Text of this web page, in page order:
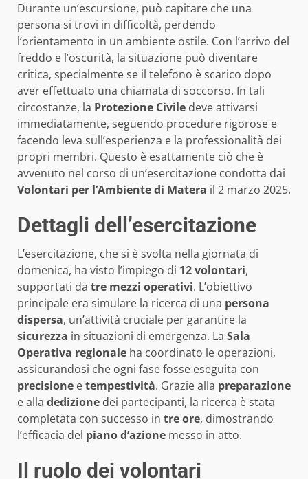
Durante un’escursione, può capitare che una
persona si trovi in difficoltà, perdendo
l’orientamento in un ambiente ostile. Con l’arrivo del
freddo e l’oscurità, la situazione può diventare
critica, specialmente se il telefono è scarico dopo
aver effettuato una chiamata di soccorso. In tali
circostanze, la Protezione Civile deve attivarsi
immediatamente, seguendo procedure rigorose e
facendo leva sull’esperienza e la professionalità dei
propri membri. Questo è esattamente ciò che è
avvenuto nel corso di un’esercitazione condotta dai
Volontari per l’Ambiente di Matera il 2 marzo 2025.
Dettagli dell’esercitazione
L’esercitazione, che si è svolta nella giornata di
domenica, ha visto l’impiego di 12 volontari,
supportati da tre mezzi operativi. L’obiettivo
principale era simulare la ricerca di una persona
dispersa, un’attività cruciale per garantire la
sicurezza in situazioni di emergenza. La Sala
Operativa regionale ha coordinato le operazioni,
assicurandosi che ogni fase fosse eseguita con
precisione etempestività. Grazie alla preparazione
e alla dedizione dei partecipanti, la ricerca è stata
completata con successo in tre ore, dimostrando
l’efficacia del piano d’azione messo in atto.
Il ruolo dei volontari